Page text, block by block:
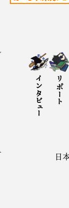
インタビュー リポート
日